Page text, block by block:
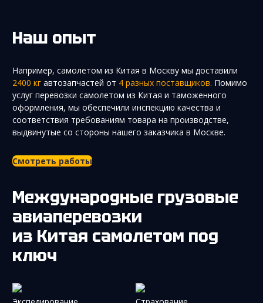
Наш опыт
Например, самолетом из Китая в Москву мы доставили
2400 кг автозапчастей от 4 разных поставщиков. Помимо
услуг перевозки самолетом из Китая и таможенного
оформления, мы обеспечили инспекцию качества и
соответствия требованиям товара на производстве,
выдвинутые со стороны нашего заказчика в Москве.
Смотреть работы
Международные грузовые
авиаперевозки
из Китая самолетом под
ключ